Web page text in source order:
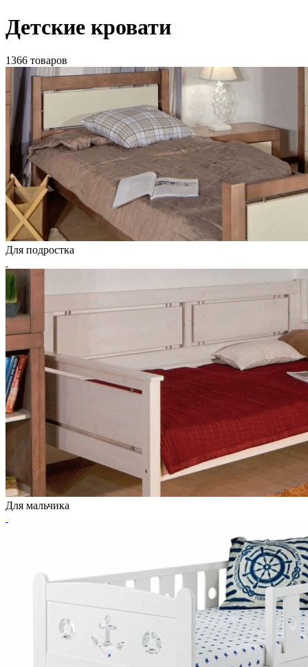
Детские кровати
1366 товаров
Для подростка
Для мальчика